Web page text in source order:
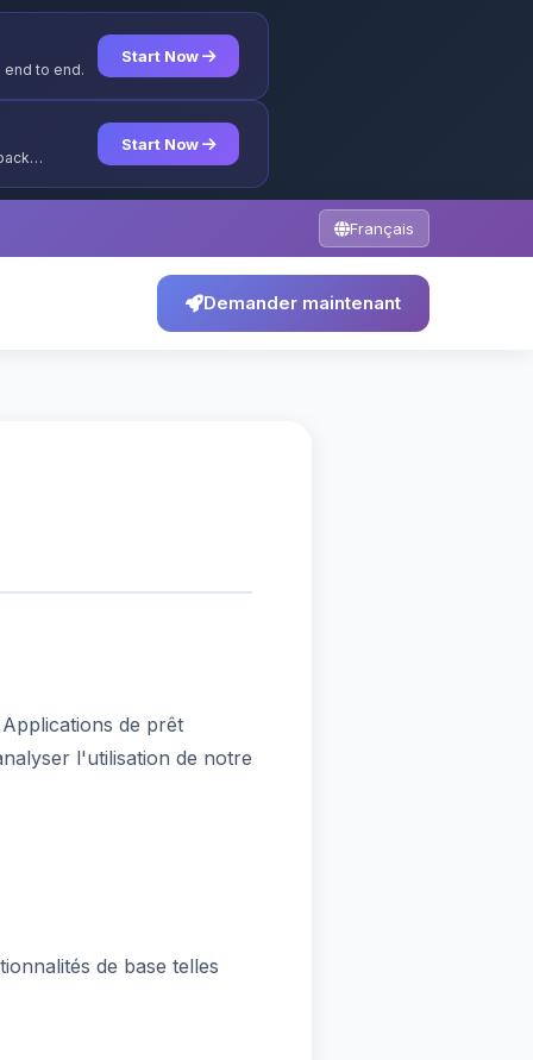
to end.
Start Now
Start Now
Français
Demander maintenant
de prêt
l'utilisation de notre
de base telles